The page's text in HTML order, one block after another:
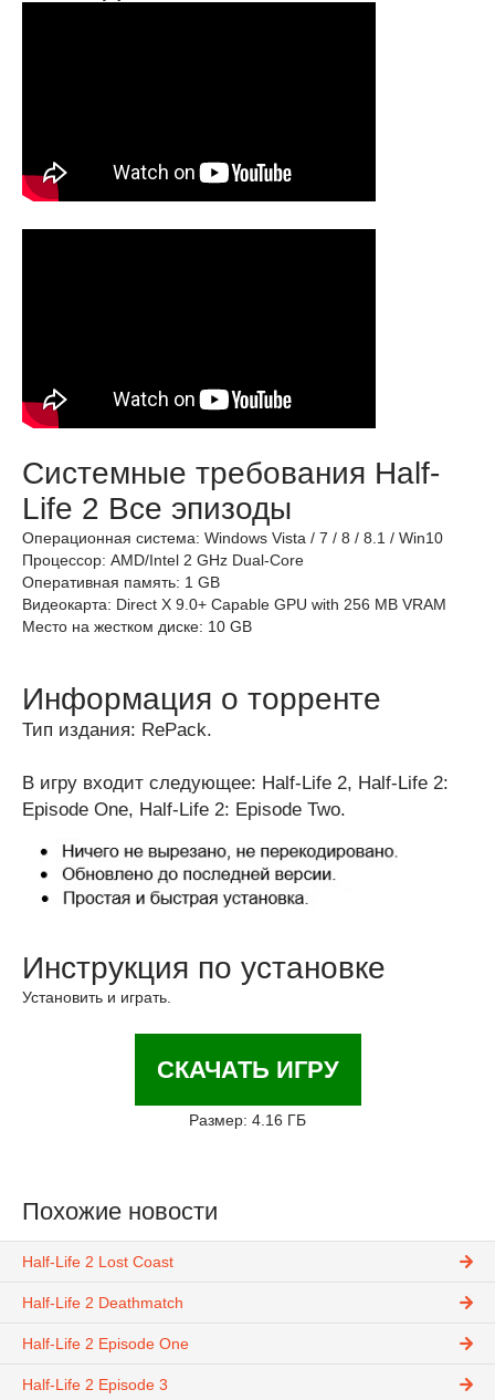
Системные требования Half-
Life 2 Все эпизоды
Операционная система: Windows Vista / 7 / 8 / 8.1 / Win10
Процессор: AMD/Intel 2 GHz Dual-Core
Оперативная память: 1 GB
Видеокарта: Direct X 9.0+ Capable GPU with 256 MB VRAM
Место на жестком диске: 10 GB
Информация о торренте
Тип издания: RePack.
В игру входит следующее: Half-Life 2, Half-Life 2:
Episode One, Half-Life 2: Episode Two.
Инструкция по установке
Установить и играть.
СКАЧАТЬ ИГРУ
Размер: 4.16 ГБ
Похожие новости
Half-Life 2 Lost Coast
Half-Life 2 Deathmatch
Half-Life 2 Episode One
Half-Life 2 Episode 3